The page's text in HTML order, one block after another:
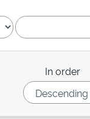
In order